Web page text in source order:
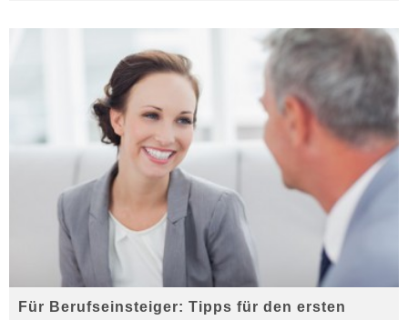
Für Berufseinsteiger: Tipps für den ersten